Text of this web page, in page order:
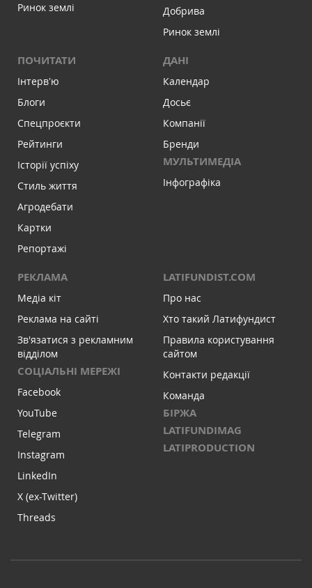
Ринок землі
Добрива
Ринок землі
ПОЧИТАТИ
Інтервʼю
Блоги
Спецпроєкти
Рейтинги
Історії успіху
Стиль життя
Агродебати
Картки
Репортажі
ДАНІ
Календар
Досьє
Компанії
Бренди
МУЛЬТИМЕДІА
Інфографіка
РЕКЛАМА
Медіа кіт
Реклама на сайті
Зв'язатися з рекламним
відділом
СОЦІАЛЬНІ МЕРЕЖІ
Facebook
YouTube
Telegram
Instagram
LinkedIn
X (ex-Twitter)
Threads
LATIFUNDIST.COM
Про нас
Хто такий Латифундист
Правила користування
сайтом
Контакти редакції
Команда
БІРЖА
LATIFUNDIMAG
LATIPRODUCTION